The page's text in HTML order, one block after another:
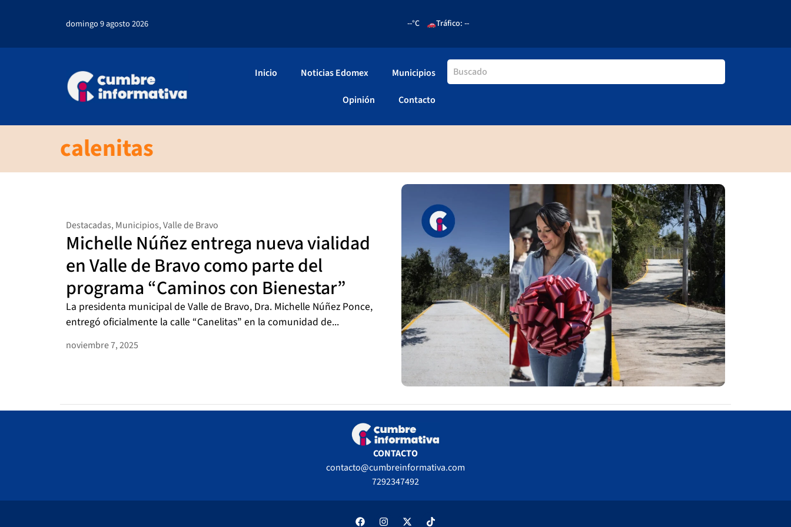
domingo 9 agosto 2026 --°C Tráfico: --
Inicio Noticias Edomex Municipios
Opinión Contacto
calenitas
Destacadas, Municipios,Valle de Bravo
Michelle Núñez entrega nueva vialidad
en Valle de Bravo como parte del
programa “Caminos con Bienestar”
La presidenta municipal de Valle de Bravo, Dra. Michelle Núñez Ponce,
entregó oficialmente la calle “Canelitas” en la comunidad de...
noviembre 7, 2025
CONTACTO
contacto@cumbreinformativa.com
7292347492